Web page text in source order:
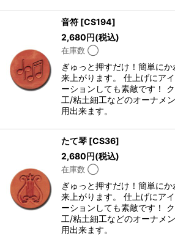
音符 [CS194]
2,680円(税込)
在庫数 ◯
ぎゅっと押すだけ！簡単に
来上がります。 仕上げにア
ーションしても素敵です！
工/粘土細工などのオーナメ
用出来ます。
たて琴 [CS36]
2,680円(税込)
在庫数 ◯
ぎゅっと押すだけ！簡単に
来上がります。 仕上げにア
ーションしても素敵です！
工/粘土細工などのオーナメ
用出来ます。